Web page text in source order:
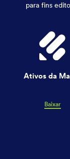
para fins
Ativos da
Baixar